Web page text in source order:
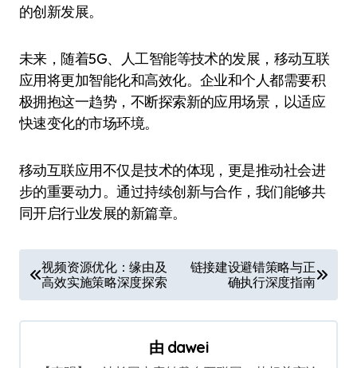
的创新发展。
未来，随着5G、人工智能等技术的发展，移动互联
应用将更加智能化和高效化。企业和个人都需要积
极拥抱这一趋势，不断探索新的应用场景，以适应
快速变化的市场环境。
移动互联应用不仅是技术的体现，更是推动社会进
步的重要动力。通过持续创新与合作，我们能够共
同开启行业发展的新篇章。
章
导
视频资源优化：缘由及
高效实施策略深度探索
链接建设避错策略与正
确执行深度指南
由 dawei